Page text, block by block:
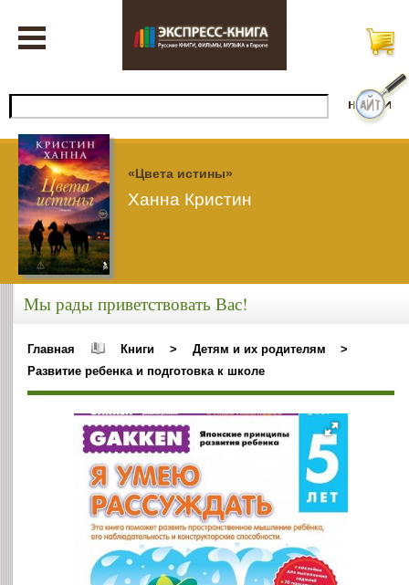
«Цвета истины»
Ханна Кристин
Мы рады приветствовать Вас!
Главная Книги > Детям и их родителям
>
Развитие ребенка и подготовка к школе